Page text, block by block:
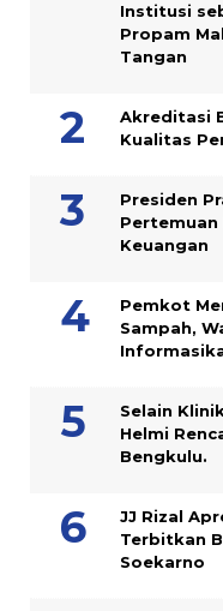
Institusi
Propam
Tangan
Akreditasi
Kualitas
Presiden
Keuangan
Pemkot
Sampah,
Selain
Helmi
Bengkulu.
JJ Rizal
Terbitkan
Soekarno